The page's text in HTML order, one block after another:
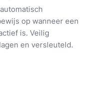
op wanneer een
is. Veilig
en versleuteld.